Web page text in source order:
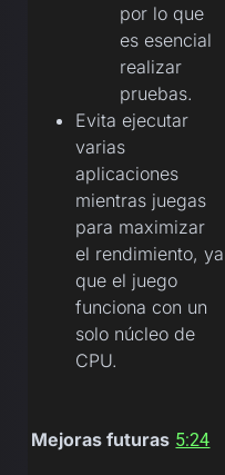
por lo que
es esencial
realizar
pruebas.
Evita ejecutar
varias
aplicaciones
mientras juegas
para maximizar
el rendimiento, ya
que el juego
funciona con un
solo núcleo de
CPU.
Mejoras futuras 5:24